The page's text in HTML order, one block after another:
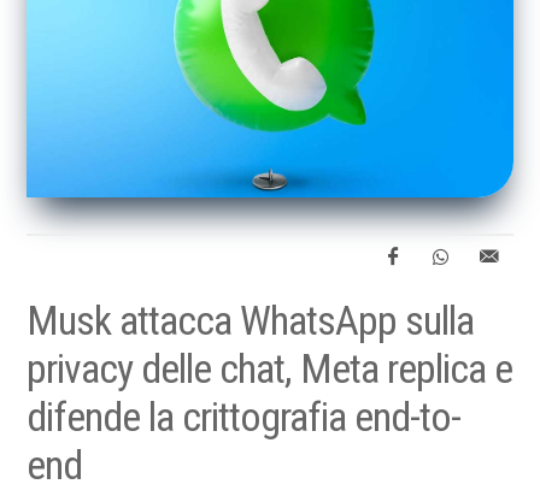
Musk attacca WhatsApp sulla
privacy delle chat, Meta replica e
difende la crittografia end-to-
end